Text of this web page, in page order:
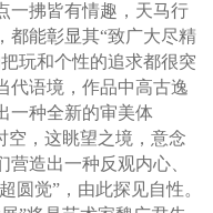
一拂皆有情趣，天马行
都能彰显其“致广大尽精
玩和个性的追求都很突
代语境，作品中高古逸
一种全新的审美体
空，这眺望之境，意念
造出一种反观内心、
圆觉”，由此探见自性。